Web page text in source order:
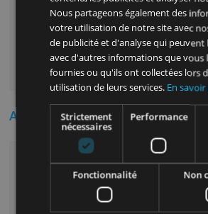
Avoir un montant égal ou
25.000€ en compte chez
Avoir réalisé au moins un
durant le trimestre
En quoi investir ?
Actions et trackers sur
bourses européennes et
Obligations
Ce site Web utilise
Nous utilisons des cookies
contenu, les publicités et
Nous partageons également
votre utilisation de notre site
de publicité et d'analyse qui
avec d'autres informations que